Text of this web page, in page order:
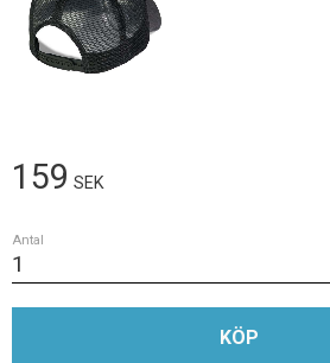
159 SEK
Antal
KÖP